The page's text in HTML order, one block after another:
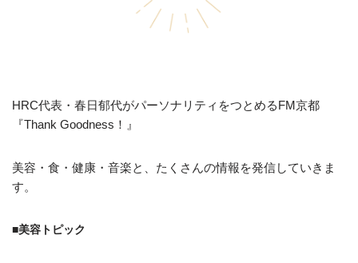
HRC代表・春日郁代がパーソナリティをつとめるFM京都
『Thank Goodness！』
美容・食・健康・音楽と、たくさんの情報を発信していきま
す。
■美容トピック